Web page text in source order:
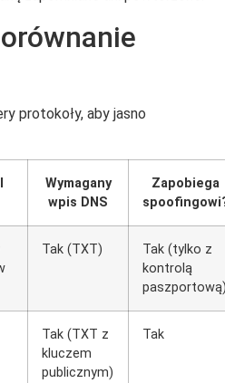
protokoły, aby jasno
Wymagany
wpis DNS
Zapobiega
Tak (TXT)
Tak (tylko z
kontrolą
Tak (TXT z
kluczem
publicznym)
Tak